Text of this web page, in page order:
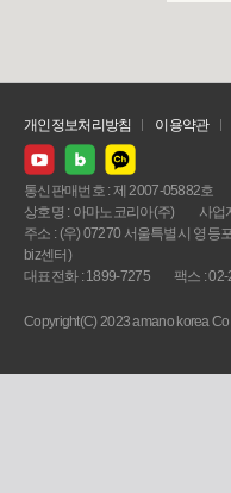
개인정보처리방침 이용약관
통신판매번호 : 제 2007-05882호
상호명 : 아마노코리아(주)
사업
주소 : (우) 07270 서울특별시 영등
biz센터)
대표전화 : 1899-7275
팩스 :
Copyright(C) 2023 amano korea